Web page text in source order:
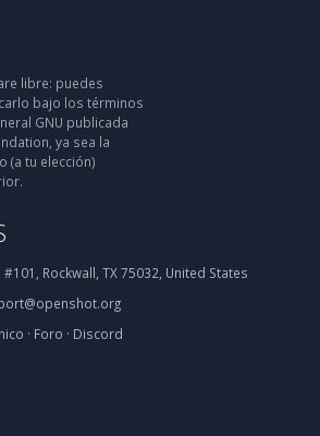
libre: puedes
bajo los términos
GNU publicada
ya sea la
(a tu elección)
#101, Rockwall, TX 75032, United States
· Foro · Discord